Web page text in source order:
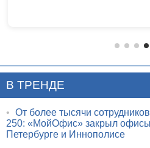
В ТРЕНДЕ
• От более тысячи
250: «МойОфис» закрыл
Петербурге и Иннополисе